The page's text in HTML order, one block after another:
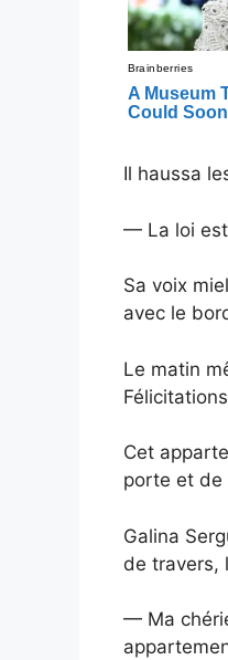
Il haussa
— La loi est
Sa voix
avec le
Le matin
Cet
porte et de
Galina
de travers,
— Ma